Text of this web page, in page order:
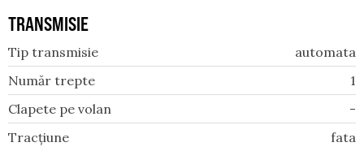
TRANSMISIE
Tip transmisie
automata
Număr trepte
1
Clapete pe volan
-
Tracțiune
fata